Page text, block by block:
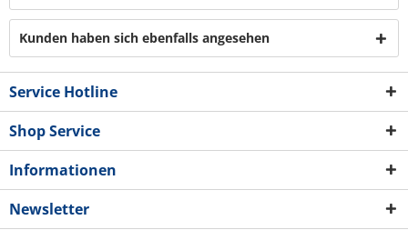
Kunden haben sich ebenfalls angesehen
Service Hotline
Shop Service
Informationen
Newsletter